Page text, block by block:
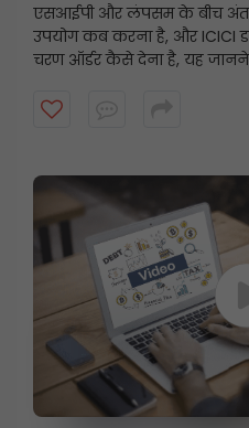
एसआईपी और लंपसम के बीच
उपयोग कब करना है, और ICICI
चरण ऑर्डर कैसे देना है, यह